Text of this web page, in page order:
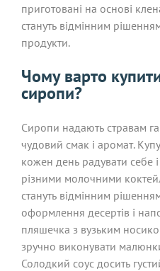
приготовані на основі
стануть відмінним
продукти.
Чому варто
сиропи?
Сиропи надають стравам
чудовий смак і аромат.
кожен день радувати себе
різними молочними
стануть відмінним
оформлення десертів і
пляшечка з вузьким
зручно виконувати
Солодкий соус досить